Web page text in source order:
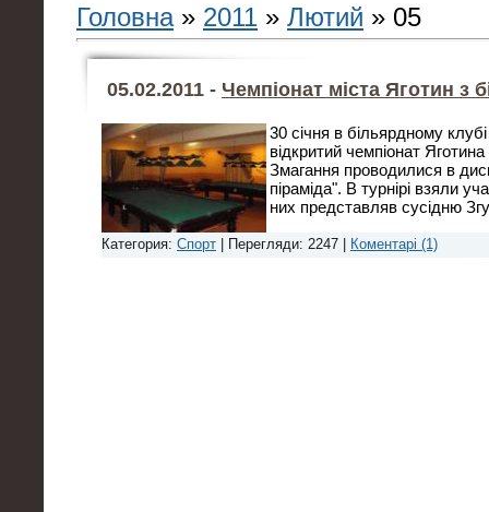
Головна» 2011 » Лютий » 05
05.02.2011 - Чемпіонат міста Яготин з
30 січня в більярдному
відкритий чемпіонат
Змагання проводилися в
піраміда". В турнірі взяли
них представляв сусідню
Категория: Спорт | Перегляди: 2247 | Коментарі (1)